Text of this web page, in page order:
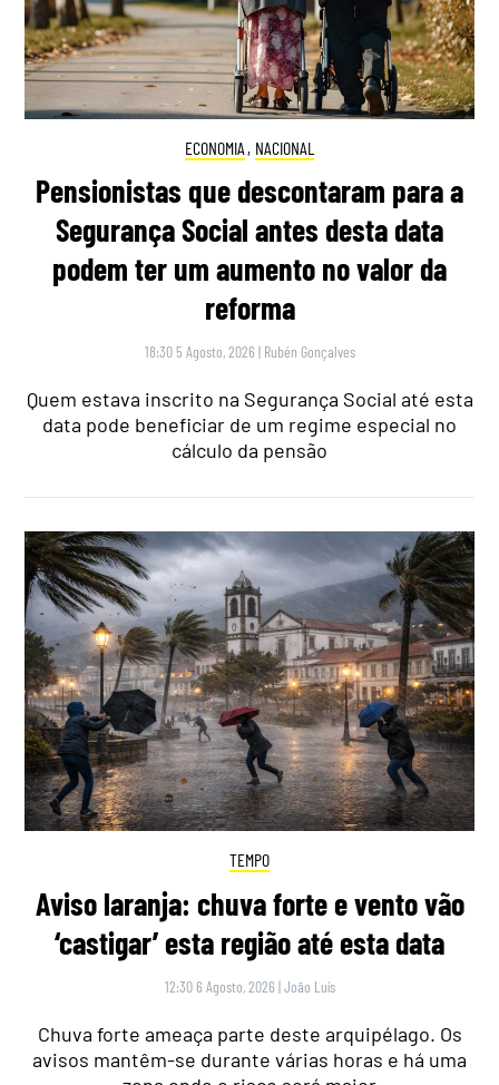
ECONOMIA , NACIONAL
Pensionistas que descontaram para a
Segurança Social antes desta data
podem ter um aumento no valor da
reforma
18:30 5 Agosto, 2026 | Rubén Gonçalves
Quem estava inscrito na Segurança Social até esta
data pode beneficiar de um regime especial no
cálculo da pensão
TEMPO
Aviso laranja: chuva forte e vento vão
‘castigar’ esta região até esta data
12:30 6 Agosto, 2026 |João Luís
Chuva forte ameaça parte deste arquipélago. Os
avisos mantêm-se durante várias horas e há uma